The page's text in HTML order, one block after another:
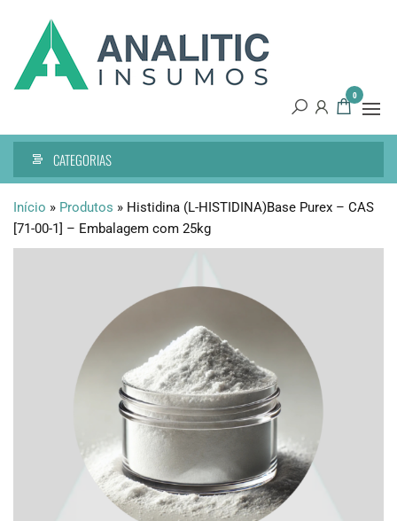
conteúdo
0
CATEGORIAS
Início » Produtos » Histidina (L-HISTIDINA)Base Purex – CAS
[71-00-1] – Embalagem com 25kg